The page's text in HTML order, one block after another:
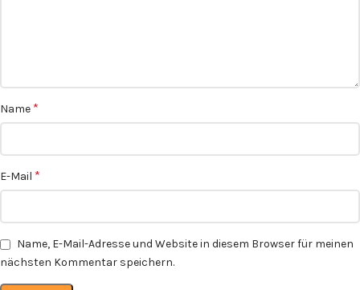
Name *
E-Mail *
Name, E-Mail-Adresse und Website in diesem Browser für meinen
nächsten Kommentar speichern.